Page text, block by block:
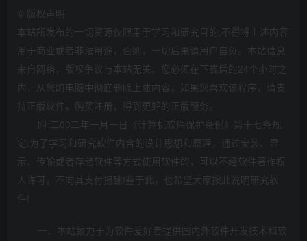
版权声明
本站所发布的一切资源仅限用于学习和研究目的;不得将上述内容
用于商业或者非法用途，否则，一切后果请用户自负。本站信息
来自网络，版权争议与本站无关。您必须在下载后的24个小时之
内，从您的电脑中彻底删除上述内容。如果您喜欢该程序，请支
持正版软件，购买注册，得到更好的正版服务。
附:二00二年一月一日《计算机软件保护条例》第十七条规
定:为了学习和研究软件内含的设计思想和原理，通过安装、显
示、传输或者存储软件等方式使用软件的，可以不经软件著作权
人许可，不向其支付报酬!鉴于此，也希望大家按此说明研究软
件!
一、本站致力于为软件爱好者提供国内外软件开发技术和软